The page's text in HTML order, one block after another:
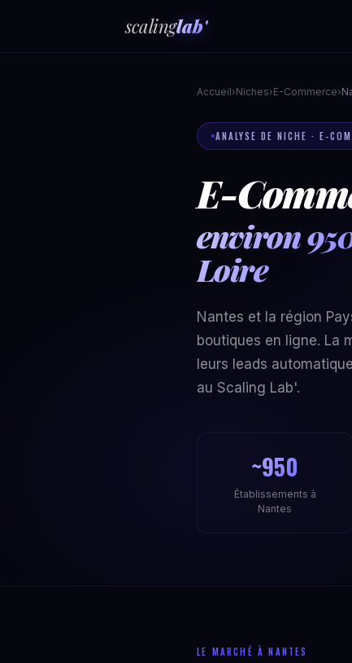
scalinglab'
Accueil›Niches›E-Commerce›
ANALYSE DE NICHE · E-
E-
environ
Loire
Nantes et la région
boutiques en ligne. La
leurs leads
au Scaling Lab'.
~950
Établissements à
Nantes
LE MARCHÉ À NANTES